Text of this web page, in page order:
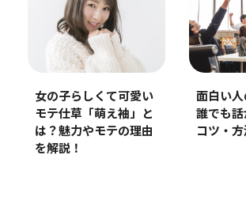
女の子らしくて可愛い
モテ仕草「萌え袖」と
は？魅力やモテの理由
を解説！
面白い人
誰でも話
コツ・